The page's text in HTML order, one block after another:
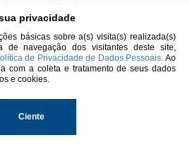
privacidade
básicas sobre a(s) visita(s) realizada(s)
de navegação dos visitantes deste site,
de Privacidade de Dados Pessoais. Ao
com a coleta e tratamento de seus dados
e cookies.
Ciente
CEP 49680-000
Localização
os direitos reservados.
Federal de Sergipe.